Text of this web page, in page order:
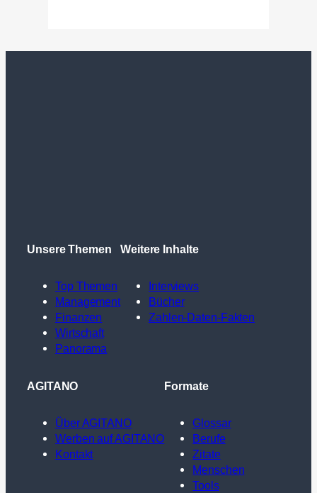
Unsere Themen
Top Themen
Management
Finanzen
Wirtschaft
Panorama
Weitere Inhalte
Interviews
Bücher
Zahlen-Daten-Fakten
AGITANO
Über AGITANO
Werben auf AGITANO
Kontakt
Formate
Glossar
Berufe
Zitate
Menschen
Tools